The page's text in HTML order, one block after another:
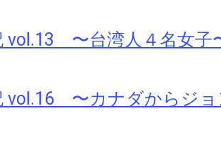
vol.13 〜台湾人４名女子
vol.16 〜カナダからジ